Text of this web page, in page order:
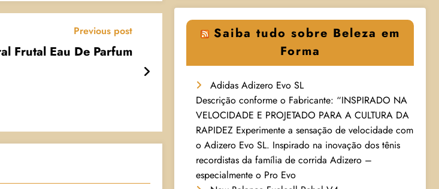
Previous post
Frutal Eau De Parfum
Saiba tudo sobre Beleza em
Forma
Adidas Adizero Evo SL
Descrição conforme o Fabricante: “INSPIRADO NA
VELOCIDADE E PROJETADO PARA A CULTURA DA
RAPIDEZ Experimente a sensação de velocidade com
o Adizero Evo SL. Inspirado na inovação dos tênis
recordistas da família de corrida Adizero –
especialmente o Pro Evo